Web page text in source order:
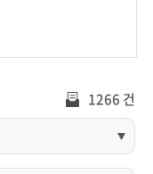
1266 건